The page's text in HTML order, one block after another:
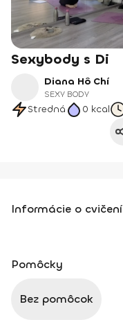
Sexybody s Di
Diana Hô Chí
SEXY BODY
Stredná 0 kcal
Informácie o cvičení
Pomôcky
Bez pomôcok